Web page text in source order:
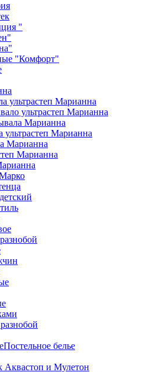
"
"Комфорт"
ультрастеп Марианна
ультрастеп Марианна
Марианна
Марианна
Марианна
Марианна
Постельное белье
Аквастоп и Мулетон